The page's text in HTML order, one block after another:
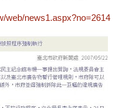
web/news1.aspx?no=2614